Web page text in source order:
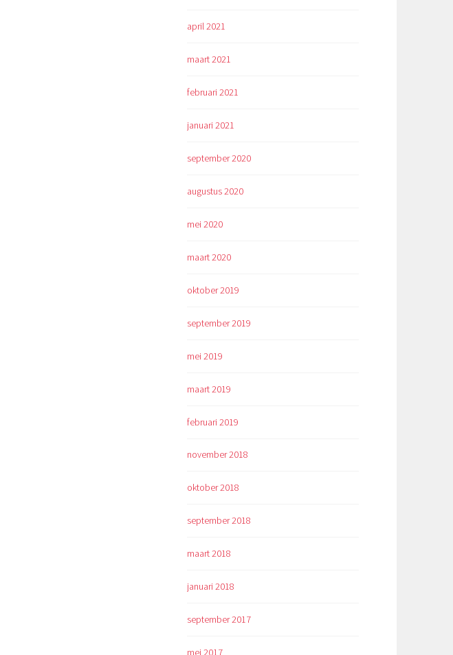
april 2021
maart 2021
februari 2021
januari 2021
september 2020
augustus 2020
mei 2020
maart 2020
oktober 2019
september 2019
mei 2019
maart 2019
februari 2019
november 2018
oktober 2018
september 2018
maart 2018
januari 2018
september 2017
mei 2017